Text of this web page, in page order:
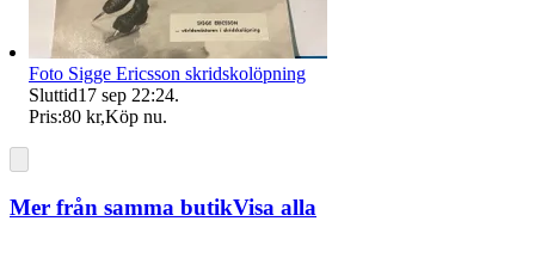
Foto Sigge Ericsson skridskolöpning
Sluttid17 sep 22:24.
Pris:80 kr,Köp nu.
Mer från samma butikVisa alla